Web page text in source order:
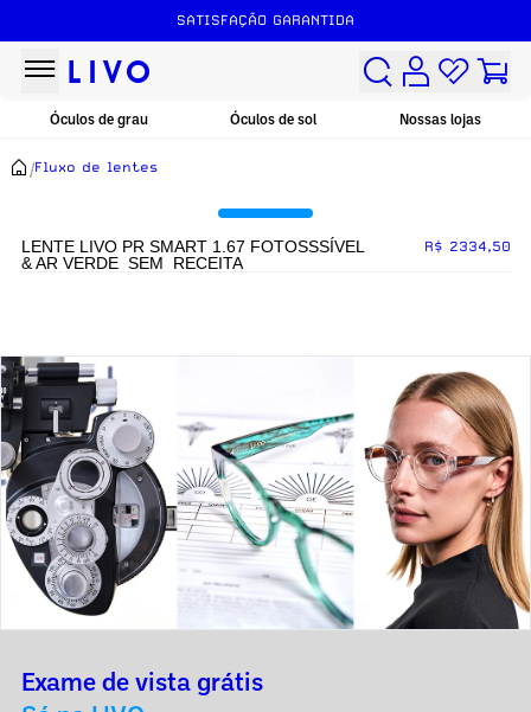
SATISFAÇÃO GARANTIDA
Óculos de grau Óculos de sol Nossas lojas
/Fluxo de lentes
LENTE LIVO PR SMART 1.67 FOTOSSSÍVEL
& AR VERDE_SEM_RECEITA
R$ 2334,50
Exame de vista grátis